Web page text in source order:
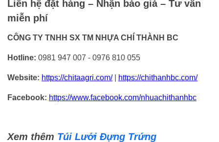
Liên hệ đặt hàng – Nhận báo giá – Tư vấn
miễn phí
CÔNG TY TNHH SX TM NHỰA CHÍ THÀNH BC
Hotline: 0981 947 007 - 0976 810 055
Website: https://chitaagri.com/| https://chithanhbc.com/
Facebook: https://www.facebook.com/nhuachithanhbc
Xem thêm Túi Lưới Đựng Trứng